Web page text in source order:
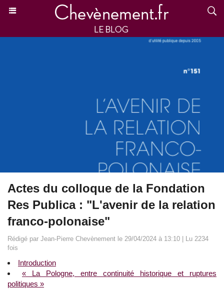
Actes du colloque de la Fondation
Res Publica : "L'avenir de la relation
franco-polonaise"
Rédigé par Jean-Pierre Chevènement le 29/04/2024 à 13:10 | Lu 2234
fois
Introduction
« La Pologne, entre continuité historique et ruptures
politiques »